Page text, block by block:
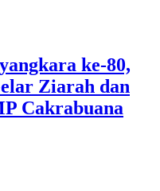
ke-80,
Ziarah dan
Cakrabuana